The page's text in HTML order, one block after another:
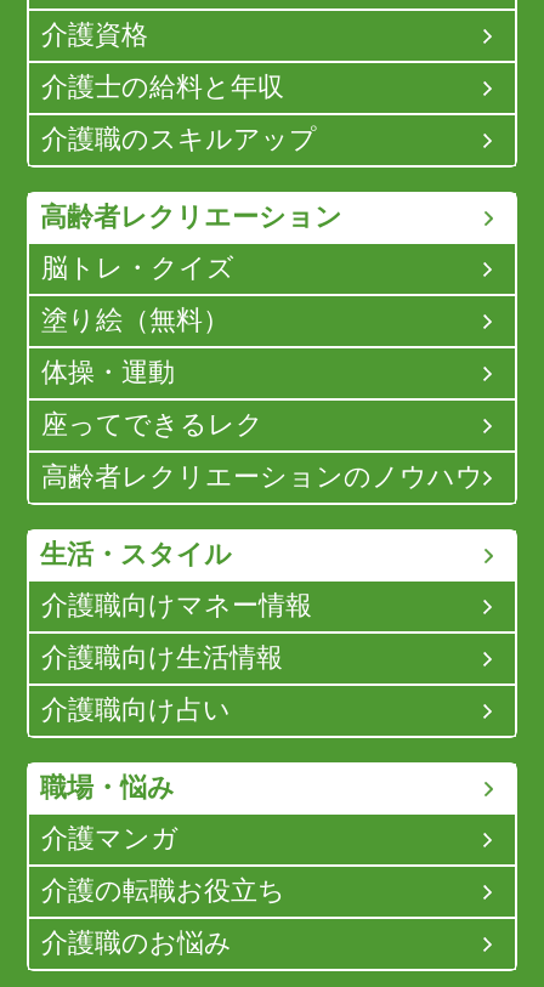
介護資格
介護士の給料と年収
介護職のスキルアップ
高齢者レクリエーション
脳トレ・クイズ
塗り絵（無料）
体操・運動
座ってできるレク
高齢者レクリエーションのノウハウ
生活・スタイル
介護職向けマネー情報
介護職向け生活情報
介護職向け占い
職場・悩み
介護マンガ
介護の転職お役立ち
介護職のお悩み